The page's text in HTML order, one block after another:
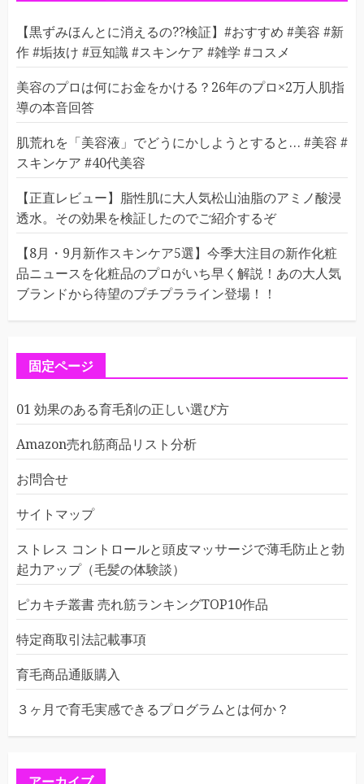
【黒ずみほんとに消えるの??検証】#おすすめ #美容 #新
作 #垢抜け #豆知識 #スキンケア #雑学 #コスメ
美容のプロは何にお金をかける？26年のプロ×2万人肌指
導の本音回答
肌荒れを「美容液」でどうにかしようとすると… #美容 #
スキンケア #40代美容
【正直レビュー】脂性肌に大人気松山油脂のアミノ酸浸
透水。その効果を検証したのでご紹介するぞ
【8月・9月新作スキンケア5選】今季大注目の新作化粧
品ニュースを化粧品のプロがいち早く解説！あの大人気
ブランドから待望のプチプラライン登場！！
固定ページ
01 効果のある育毛剤の正しい選び方
Amazon売れ筋商品リスト分析
お問合せ
サイトマップ
ストレス コントロールと頭皮マッサージで薄毛防止と勃
起力アップ（毛髪の体験談）
ピカキチ叢書 売れ筋ランキングTOP10作品
特定商取引法記載事項
育毛商品通販購入
３ヶ月で育毛実感できるプログラムとは何か？